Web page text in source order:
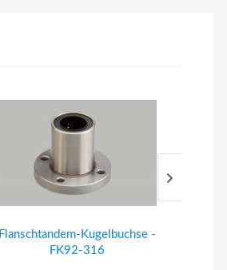
Flanschtandem-Kugelbuchse -
FK92-316